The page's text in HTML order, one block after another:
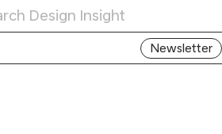
Newsletter